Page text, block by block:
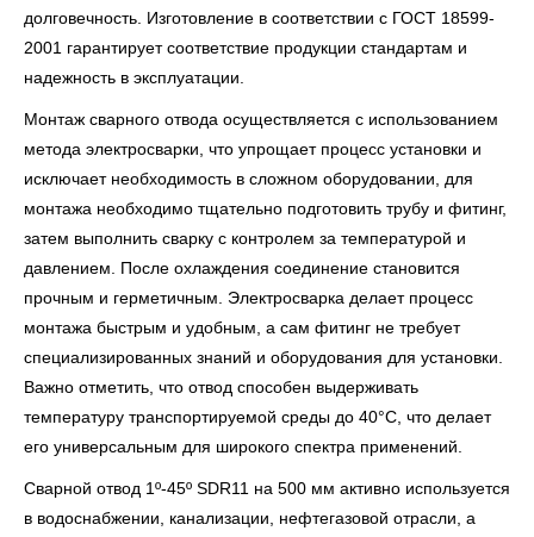
долговечность. Изготовление в соответствии с ГОСТ 18599-
2001 гарантирует соответствие продукции стандартам и
надежность в эксплуатации.
Монтаж сварного отвода осуществляется с использованием
метода электросварки, что упрощает процесс установки и
исключает необходимость в сложном оборудовании, для
монтажа необходимо тщательно подготовить трубу и фитинг,
затем выполнить сварку с контролем за температурой и
давлением. После охлаждения соединение становится
прочным и герметичным. Электросварка делает процесс
монтажа быстрым и удобным, а сам фитинг не требует
специализированных знаний и оборудования для установки.
Важно отметить, что отвод способен выдерживать
температуру транспортируемой среды до 40°C, что делает
его универсальным для широкого спектра применений.
Сварной отвод 1º-45º SDR11 на 500 мм активно используется
в водоснабжении, канализации, нефтегазовой отрасли, а